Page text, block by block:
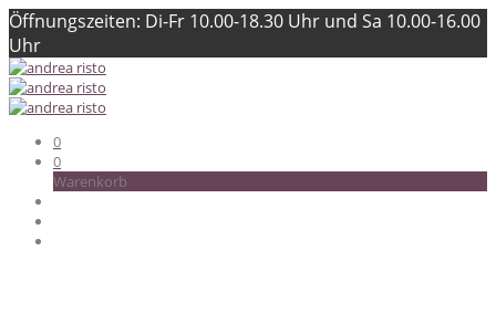
Öffnungszeiten: Di-Fr 10.00-18.30 Uhr und Sa 10.00-16.00
Uhr
0
0
Warenkorb